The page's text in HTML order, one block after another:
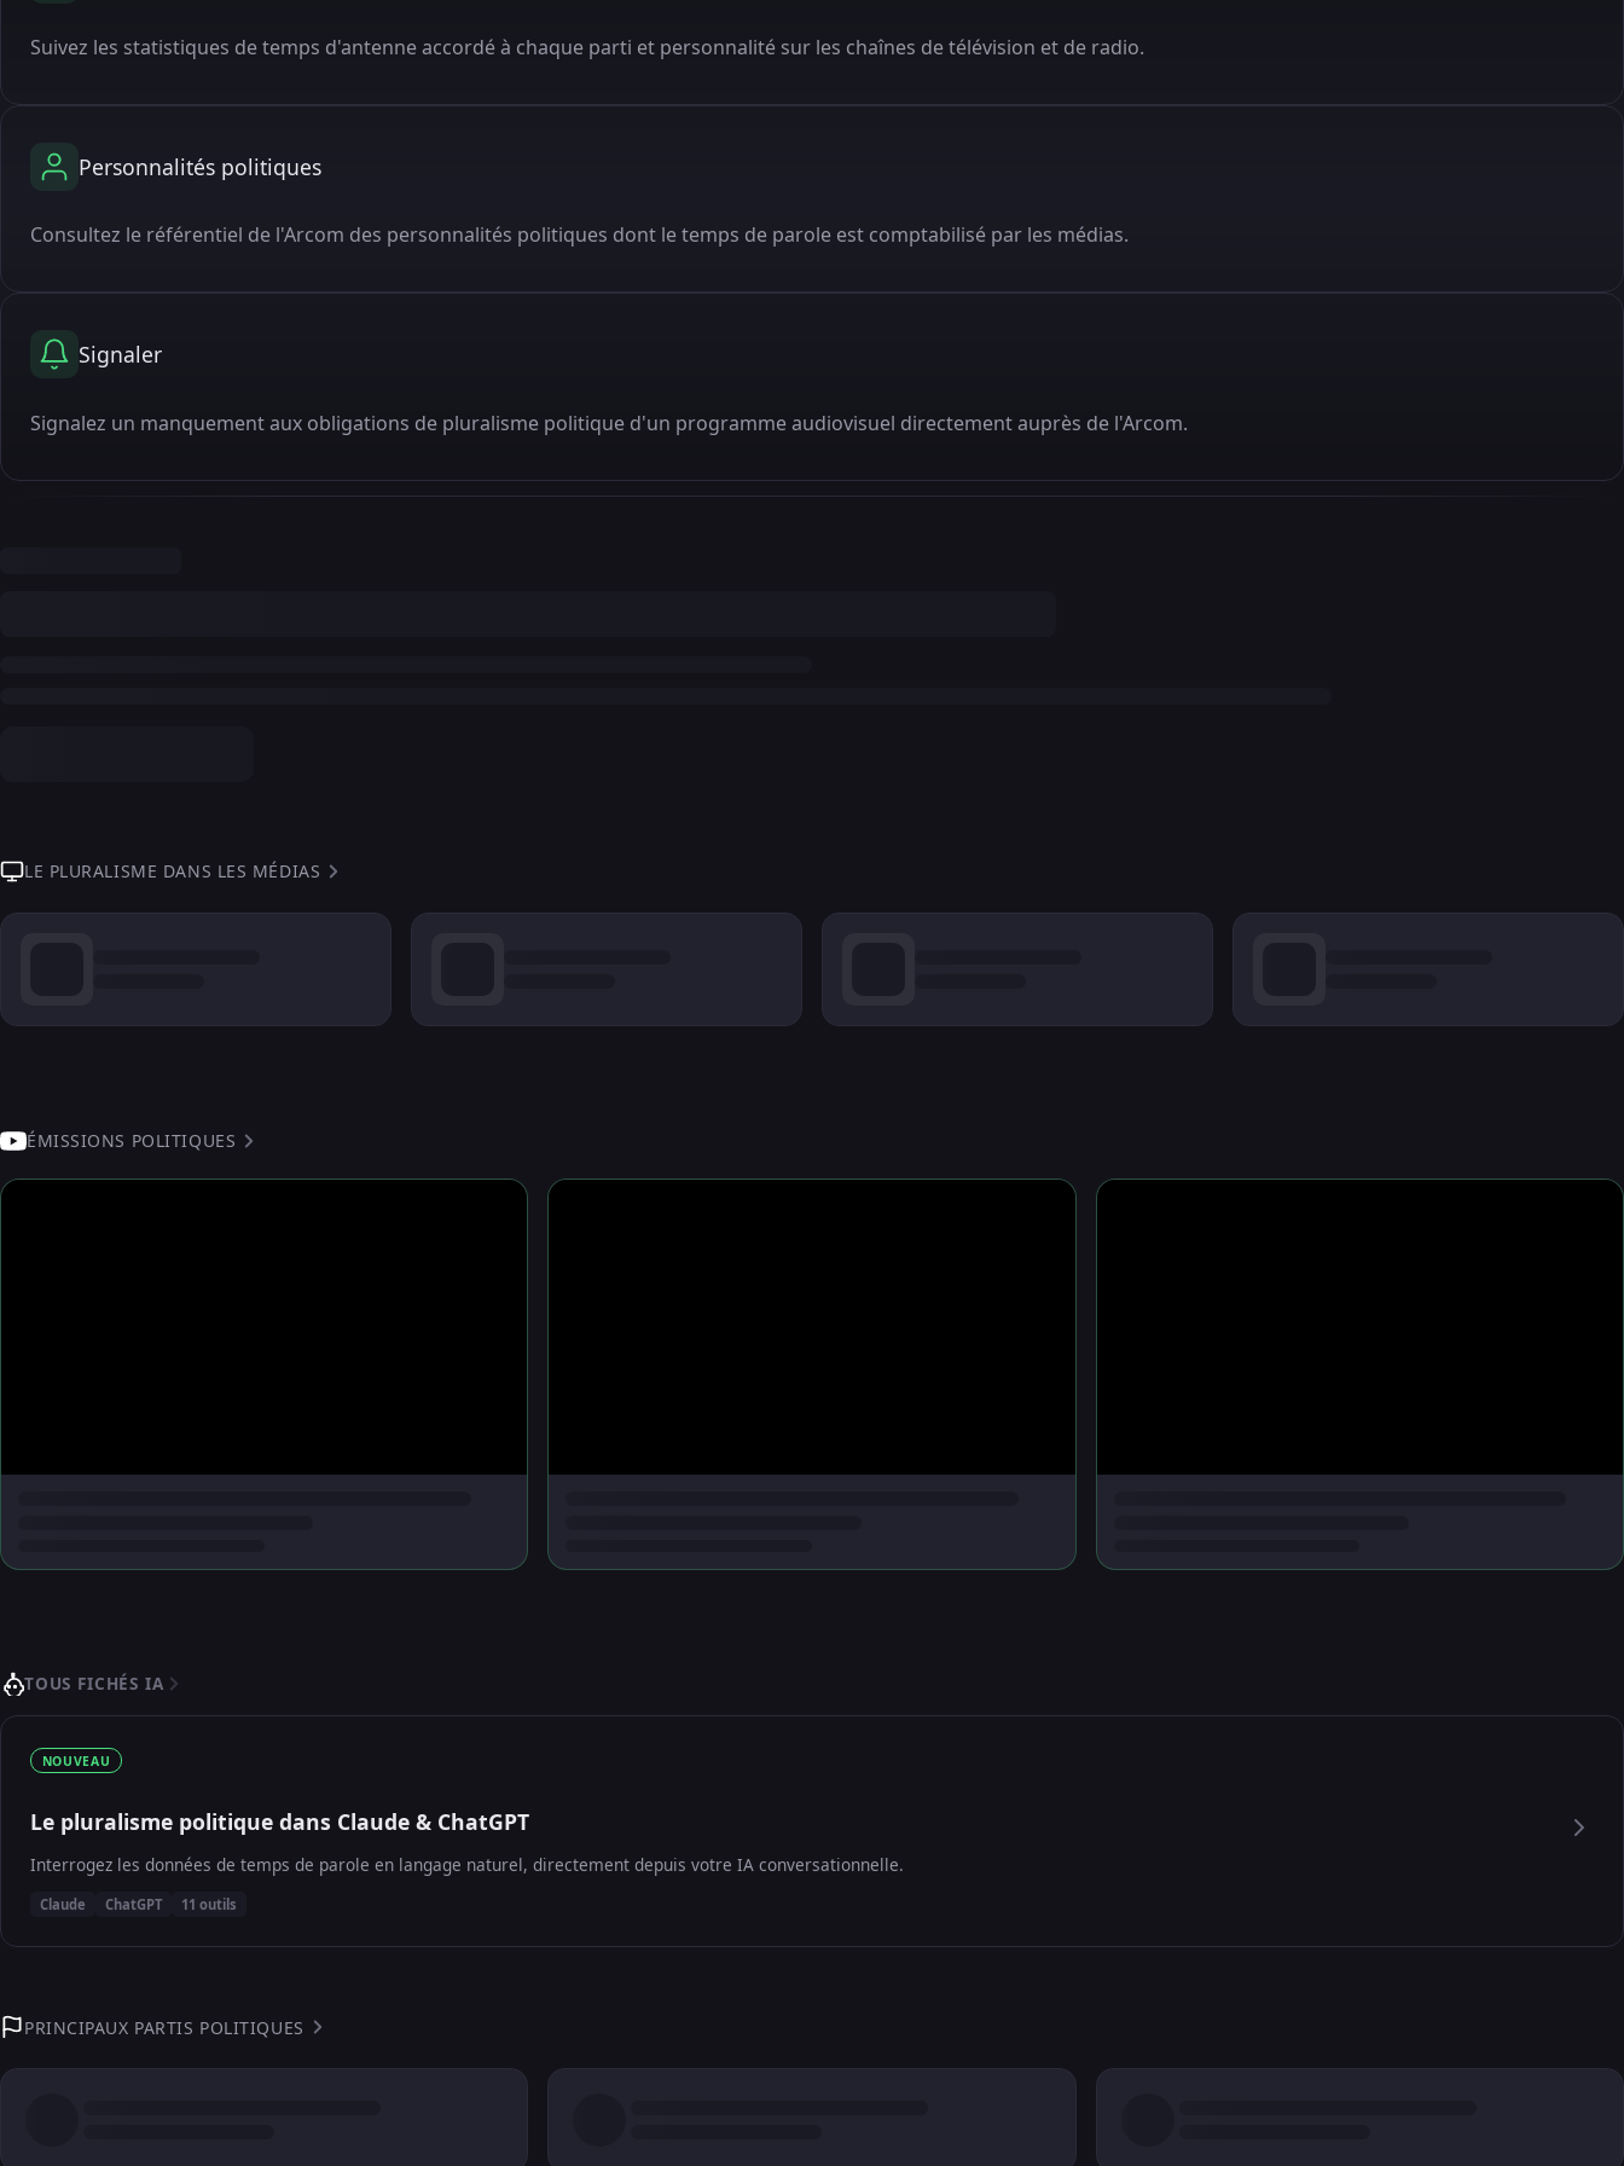
Suivez les statistiques de temps d'antenne accordé à chaque parti et personnalité sur les chaînes de télévision et de radio.
Personnalités politiques
Consultez le référentiel de l'Arcom des personnalités politiques dont le temps de parole est comptabilisé par les médias.
Signaler
Signalez un manquement aux obligations de pluralisme politique d'un programme audiovisuel directement auprès de l'Arcom.
LE PLURALISME DANS LES MÉDIAS
ÉMISSIONS POLITIQUES
TOUS FICHÉS IA
NOUVEAU
Le pluralisme politique dans Claude & ChatGPT
Interrogez les données de temps de parole en langage naturel, directement depuis votre IA conversationnelle.
Claude ChatGPT 11 outils
PRINCIPAUX PARTIS POLITIQUES